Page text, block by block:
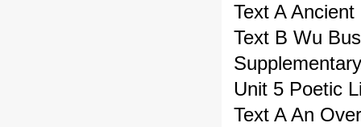
Text A
Text B Wu
Unit 5 Poetic
Text A An